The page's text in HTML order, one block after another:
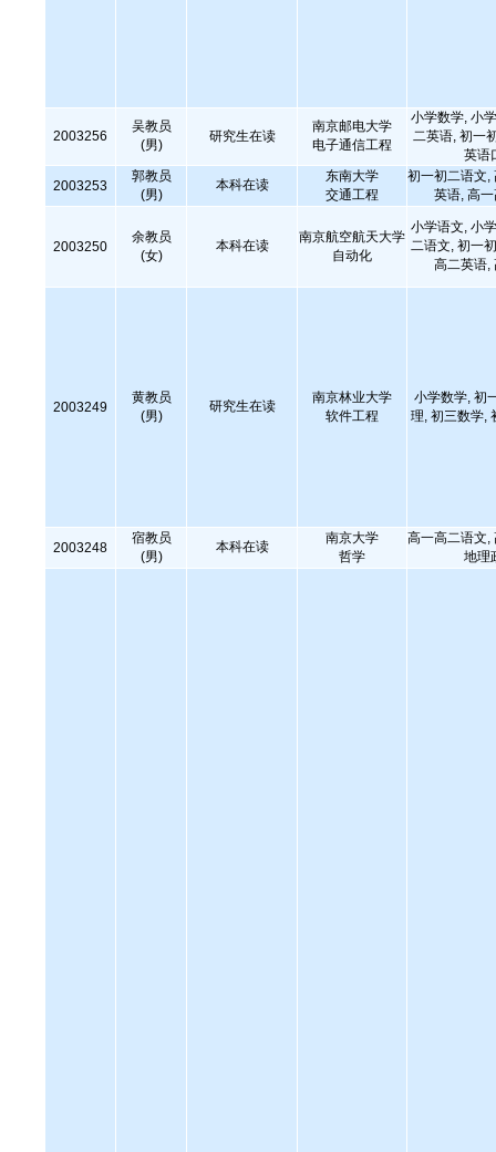
2003256
吴教员
(男)
研究生在读
南京邮电大学
电子通信工程
小学数学, 小
二英语, 初一
英语
2003253
郭教员
(男)
本科在读
东南大学
交通工程
初一初二语文,
英语, 高
2003250
余教员
(女)
本科在读
南京航空航天大学
自动化
小学语文, 小
二语文, 初一
高二英语,
2003249
黄教员
(男)
研究生在读
南京林业大学
软件工程
小学数学, 初
理, 初三数学,
2003248
宿教员
(男)
本科在读
南京大学
哲学
高一高二语文,
地理